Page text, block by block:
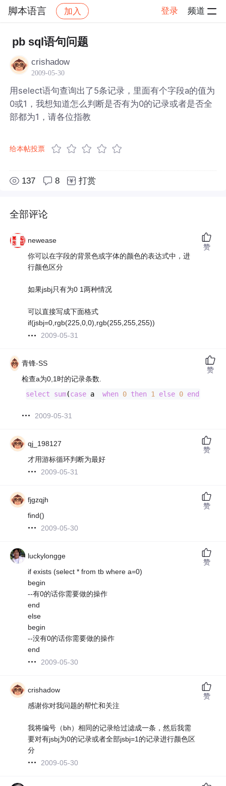
脚本语言 加入 登录 频道
社区 脚本语言
pb sql语句问题
crishadow
2009-05-30
用select语句查询出了5条记录，里面有个字段a的值为
0或1，我想知道怎么判断是否有为0的记录或者是否全
部都为1，请各位指教
给本帖投票
137 8 打赏
全部评论
newease
你可以在字段的背景色或字体的颜色的表达式中，进
行颜色区分
如果jsbj只有为0 1两种情况
可以直接写成下面格式
if(jsbj=0,rgb(225,0,0),rgb(255,255,255))
2009-05-31
赞
青锋-SS
检查a为0,1时的记录条数.
select
sum(case a when 0 then 1 else 0 end
2009-05-31
赞
qj_198127
才用游标循环判断为最好
2009-05-31
赞
fjgzqjh
find()
2009-05-30
赞
luckylongge
if exists (select * from tb where a=0)
begin
--有0的话你需要做的操作
end
else
begin
--没有0的话你需要做的操作
end
2009-05-30
赞
crishadow
感谢你对我问题的帮忙和关注
我将编号（bh）相同的记录给过滤成一条，然后我需
要对有jsbj为0的记录或者全部jsbj=1的记录进行颜色区
分
2009-05-30
赞